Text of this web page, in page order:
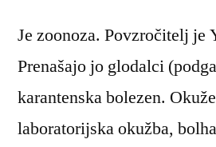
Je zoonoza. Povzročitelj je
Prenašajo jo glodalci
karantenska bolezen.
laboratorijska okužba,